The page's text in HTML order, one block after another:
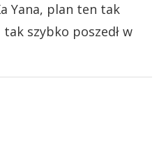
Yana, plan ten tak
szybko poszedł w